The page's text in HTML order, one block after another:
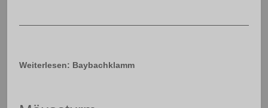
Weiterlesen: Baybachklamm